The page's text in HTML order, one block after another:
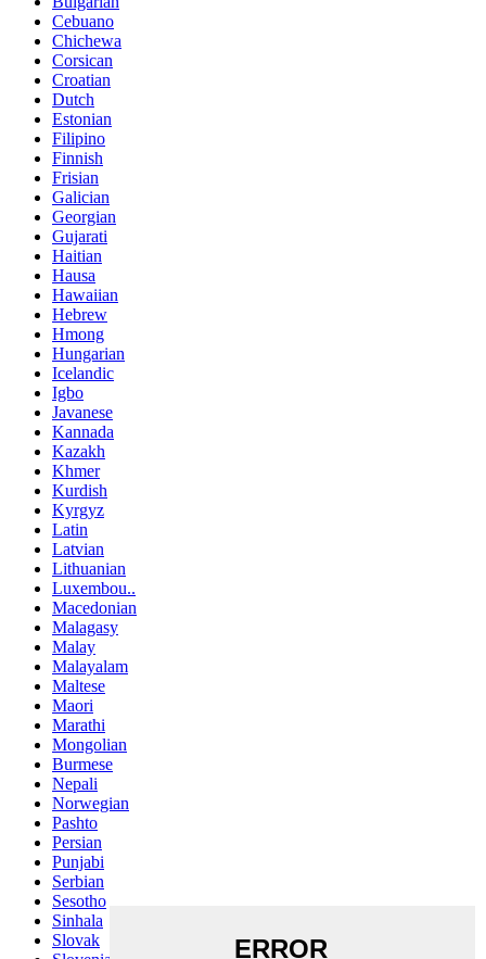
Cebuano
Chichewa
Corsican
Croatian
Dutch
Estonian
Filipino
Finnish
Frisian
Galician
Georgian
Gujarati
Haitian
Hausa
Hawaiian
Hebrew
Hmong
Hungarian
Icelandic
Igbo
Javanese
Kannada
Kazakh
Khmer
Kurdish
Kyrgyz
Latin
Latvian
Lithuanian
Luxembou..
Macedonian
Malagasy
Malay
Malayalam
Maltese
Maori
Marathi
Mongolian
Burmese
Nepali
Norwegian
Pashto
Persian
Punjabi
Serbian
Sesotho
Sinhala
Slovak